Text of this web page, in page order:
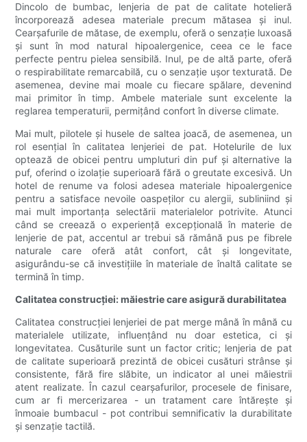
Dincolo de bumbac, lenjeria de pat de calitate hotelieră
încorporează adesea materiale precum mătasea și inul.
Cearșafurile de mătase, de exemplu, oferă o senzație luxoasă
și sunt în mod natural hipoalergenice, ceea ce le face
perfecte pentru pielea sensibilă. Inul, pe de altă parte, oferă
o respirabilitate remarcabilă, cu o senzație ușor texturată. De
asemenea, devine mai moale cu fiecare spălare, devenind
mai primitor în timp. Ambele materiale sunt excelente la
reglarea temperaturii, permițând confort în diverse climate.
Mai mult, pilotele și husele de saltea joacă, de asemenea, un
rol esențial în calitatea lenjeriei de pat. Hotelurile de lux
optează de obicei pentru umpluturi din puf și alternative la
puf, oferind o izolație superioară fără o greutate excesivă. Un
hotel de renume va folosi adesea materiale hipoalergenice
pentru a satisface nevoile oaspeților cu alergii, subliniind și
mai mult importanța selectării materialelor potrivite. Atunci
când se creează o experiență excepțională în materie de
lenjerie de pat, accentul ar trebui să rămână pus pe fibrele
naturale care oferă atât confort, cât și longevitate,
asigurându-se că investițiile în materiale de înaltă calitate se
termină în timp.
Calitatea construcției: măiestrie care asigură durabilitatea
Calitatea construcției lenjeriei de pat merge mână în mână cu
materialele utilizate, influențând nu doar estetica, ci și
longevitatea. Cusăturile sunt un factor critic; lenjeria de pat
de calitate superioară prezintă de obicei cusături strânse și
consistente, fără fire slăbite, un indicator al unei măiestrii
atent realizate. În cazul cearșafurilor, procesele de finisare,
cum ar fi mercerizarea - un tratament care întărește și
înmoaie bumbacul - pot contribui semnificativ la durabilitate
și senzație tactilă.